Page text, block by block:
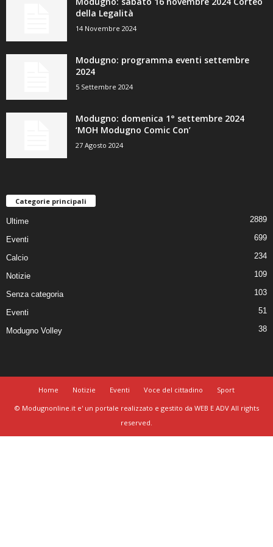
della Legalità
14 Novembre 2024
Modugno: programma eventi settembre
2024
5 Settembre 2024
Modugno: domenica 1° settembre 2024
‘MOH Modugno Comic Con’
27 Agosto 2024
Categorie principali
Ultime 2889
Eventi 699
Calcio 234
Notizie 109
Senza categoria 103
Eventi 51
Modugno Volley 38
Home Notizie Eventi Voce del cittadino
Sport
© Modugnonline.it e' un portale realizzato e gestito da WEB E ADV All rights
reserved.